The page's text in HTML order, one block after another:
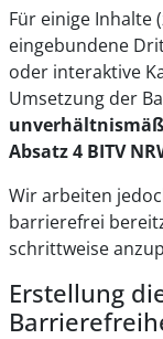
Für einige Inhalte
eingebundene
oder interaktive
Umsetzung der
Absatz 4 BITV
Wir arbeiten
barrierefrei
schrittweise
Erstellung